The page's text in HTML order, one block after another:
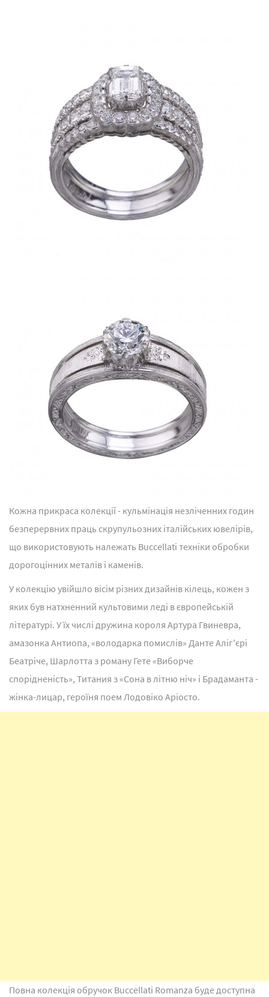
Кожна прикраса колекції - кульмінація незліченних годин
безперервних праць скрупульозних італійських ювелірів,
що використовують належать Buccellati техніки обробки
дорогоцінних металів і каменів.
У колекцію увійшло вісім різних дизайнів кілець, кожен з
яких був натхненний культовими леді в європейській
літературі. У їх числі дружина короля Артура Гвиневра,
амазонка Антиопа, «володарка помислів» Данте Аліг'єрі
Беатріче, Шарлотта з роману Гете «Виборче
спорідненість», Титания з «Сона в літню ніч» і Брадаманта -
жінка-лицар, героїня поем Лодовіко Аріосто.
Повна колекція обручок Buccellati Romanza буде доступна